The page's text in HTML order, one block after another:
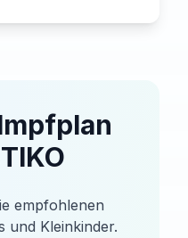
empfohlenen
und Kleinkinder.